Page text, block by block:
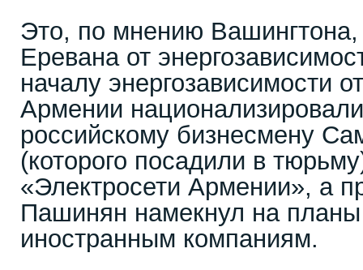
Это, по мнению
Еревана от
началу энергозависимости
Армении
российскому бизнесмену
(которого посадили в
«Электросети Армении», а
Пашинян намекнул на планы
иностранным компаниям.